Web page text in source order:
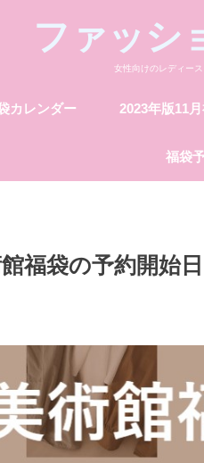
ファッシ
女性向けのレディー
カレンダー 2023年版11
福袋
福袋の予約開始